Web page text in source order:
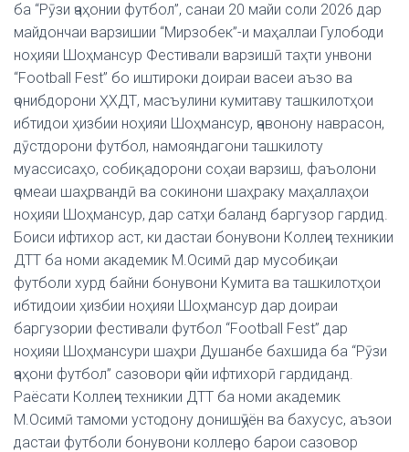
ба “Рӯзи ҷаҳонии футбол”, санаи 20 майи соли 2026 дар
майдончаи варзишии “Мирзобек”-и маҳаллаи Гулободи
ноҳияи Шоҳмансур Фестивали варзишӣ таҳти унвони
“Football Fest” бо иштироки доираи васеи аъзо ва
ҷонибдорони ҲХДТ, масъулини кумитаву ташкилотҳои
ибтидои ҳизбии ноҳияи Шоҳмансур, ҷавонону наврасон,
дӯстдорони футбол, намояндагони ташкилоту
муассисаҳо, собиқадорони соҳаи варзиш, фаъолони
ҷомеаи шаҳрвандӣ ва сокинони шаҳраку маҳаллаҳои
ноҳияи Шоҳмансур, дар сатҳи баланд баргузор гардид.
Боиси ифтихор аст, ки дастаи бонувони Коллеҷи техникии
ДТТ ба номи академик М.Осимӣ дар мусобиқаи
футболи хурд байни бонувони Кумита ва ташкилотҳои
ибтидоии ҳизбии ноҳияи Шоҳмансур дар доираи
баргузории фестивали футбол “Football Fest” дар
ноҳияи Шоҳмансури шаҳри Душанбе бахшида ба “Рӯзи
ҷаҳони футбол” сазовори ҷойи ифтихорӣ гардиданд.
Раёсати Коллеҷи техникии ДТТ ба номи академик
М.Осимӣ тамоми устодону донишҷӯён ва бахусус, аъзои
дастаи футболи бонувони коллеҷро барои сазовор